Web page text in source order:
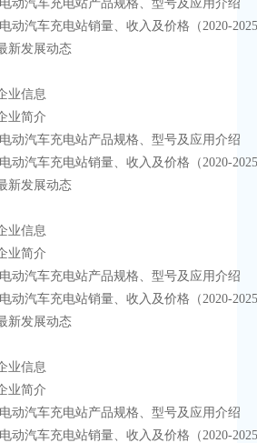
慧充 电动汽车充电站产品规格、型号及应用介绍
慧充 电动汽车充电站销量、收入及价格（2020-
充最新发展动态
企业信息
企业简介
智能 电动汽车充电站产品规格、型号及应用介绍
智能 电动汽车充电站销量、收入及价格（2020-
能最新发展动态
企业信息
企业简介
电气 电动汽车充电站产品规格、型号及应用介绍
电气 电动汽车充电站销量、收入及价格（2020-
气最新发展动态
企业信息
企业简介
乐氏 电动汽车充电站产品规格、型号及应用介绍
乐氏 电动汽车充电站销量、收入及价格（2020-